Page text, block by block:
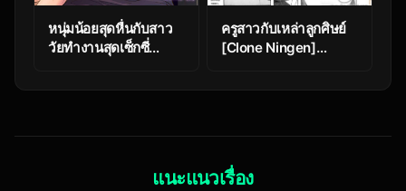
หนุ่มน้อยสุดหื่นกับสาว
วัยทำงานสุดเซ็กซี่
ครูสาวกับเหล่าลูกศิษย์
[Clone Ningen]
แนะแนวเรื่อง